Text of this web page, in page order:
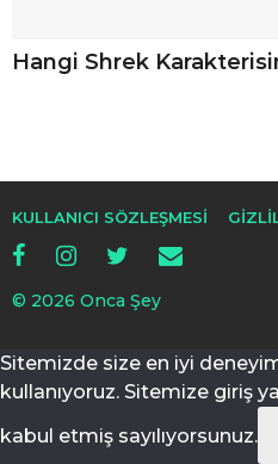
Hangi Shrek
KULLANICI SÖZLEŞMESI
© 2026 Onca Şey
Sitemizde size en iyi
kullanıyoruz. Sitemize giriş
kabul etmiş sayılıyorsunuz.